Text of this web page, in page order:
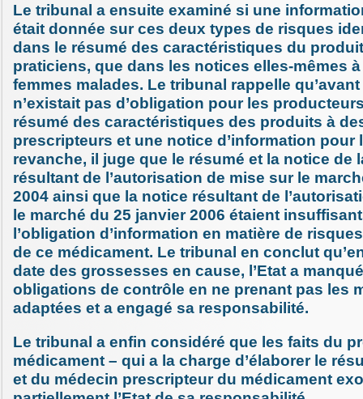
Le tribunal a ensuite examiné si une
était donnée sur ces deux types de risques
dans le résumé des caractéristiques du
praticiens, que dans les notices elles-mêmes
femmes malades. Le tribunal rappelle qu’avant
n’existait pas d’obligation pour les
résumé des caractéristiques des produits à
prescripteurs et une notice d’information pour
revanche, il juge que le résumé et la notice de
résultant de l’autorisation de mise sur le
2004 ainsi que la notice résultant de
le marché du 25 janvier 2006 étaient
l’obligation d’information en matière de
de ce médicament. Le tribunal en conclut
date des grossesses en cause, l’Etat a
obligations de contrôle en ne prenant pas les
adaptées et a engagé sa responsabilité.
Le tribunal a enfin considéré que les faits du
médicament – qui a la charge d’élaborer le
et du médecin prescripteur du médicament